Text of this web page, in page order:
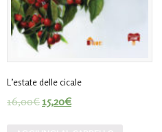
L’estate delle cicale
16,00€15,20€